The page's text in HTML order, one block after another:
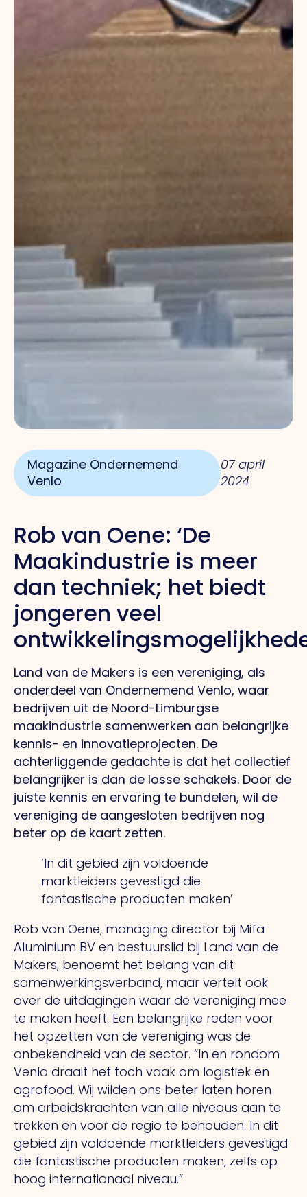
Magazine Ondernemend
Venlo
07 april
2024
Rob van Oene: ‘De
Maakindustrie is meer
dan techniek; het biedt
jongeren veel
Land van de Makers is een vereniging, als
onderdeel van Ondernemend Venlo, waar
bedrijven uit de Noord-Limburgse
maakindustrie samenwerken aan belangrijke
kennis- en innovatieprojecten. De
achterliggende gedachte is dat het collectief
belangrijker is dan de losse schakels. Door de
juiste kennis en ervaring te bundelen, wil de
vereniging de aangesloten bedrijven nog
beter op de kaart zetten.
‘In dit gebied zijn voldoende
marktleiders gevestigd die
fantastische producten maken’
Rob van Oene, managing director bij Mifa
Aluminium BV en bestuurslid bij Land van de
Makers, benoemt het belang van dit
samenwerkingsverband, maar vertelt ook
over de uitdagingen waar de vereniging mee
te maken heeft. Een belangrijke reden voor
het opzetten van de vereniging was de
onbekendheid van de sector. “In en rondom
Venlo draait het toch vaak om logistiek en
agrofood. Wij wilden ons beter laten horen
om arbeidskrachten van alle niveaus aan te
trekken en voor de regio te behouden. In dit
gebied zijn voldoende marktleiders gevestigd
die fantastische producten maken, zelfs op
hoog internationaal niveau.”